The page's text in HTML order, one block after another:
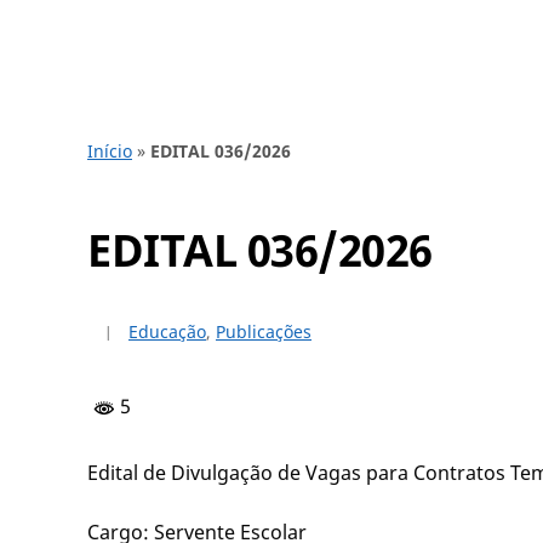
Início » EDITAL 036/2026
EDITAL 036/2026
Educação, Publicações
5
Edital de Divulgação de Vagas para Contratos
Cargo: Servente Escolar